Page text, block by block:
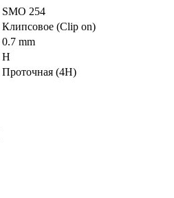
SMO 254
Клипсовое (Clip on)
0.7 mm
H
Проточная (4Н)